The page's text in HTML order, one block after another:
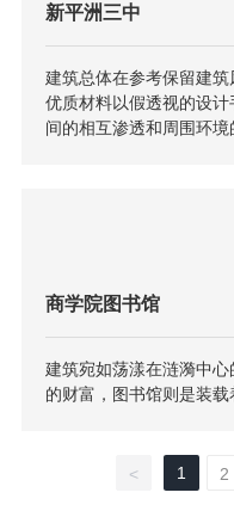
新平洲三中
建筑总体在参考保留建
优质材料以假透视的设
间的相互渗透和周围环
商学院图书馆
建筑宛如荡漾在涟漪中
的财富，图书馆则是装载
< 1 2